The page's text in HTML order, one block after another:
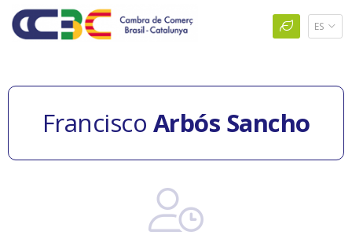
ES
Francisco Arbós Sancho